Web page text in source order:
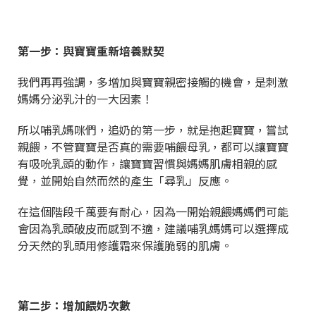
第一步：與寶寶重新培養默契
我們再再強調，多增加與寶寶親密接觸的機會，是刺激
媽媽分泌乳汁的一大因素！
所以哺乳媽咪們，追奶的第一步，就是抱起寶寶，嘗試
親餵，不管寶寶是否真的需要哺餵母乳，都可以讓寶寶
有吸吮乳頭的動作，讓寶寶習慣與媽媽肌膚相親的感
覺，並開始自然而然的產生「尋乳」反應。
在這個階段千萬要有耐心，因為一開始親餵媽媽們可能
會因為乳頭破皮而感到不適，建議哺乳媽媽可以選擇成
分天然的乳頭用修護霜來保護脆弱的肌膚。
第二步：增加餵奶次數